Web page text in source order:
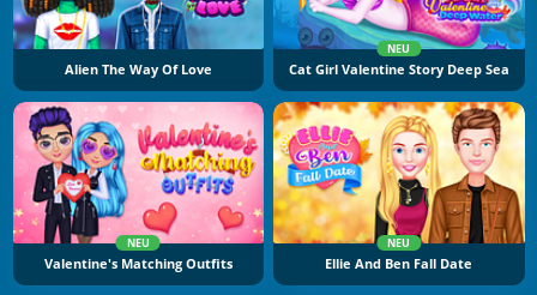
Alien The Way Of Love
NEU
Cat Girl Valentine Story Deep Sea
NEU
Valentine's Matching Outfits
NEU
Ellie And Ben Fall Date